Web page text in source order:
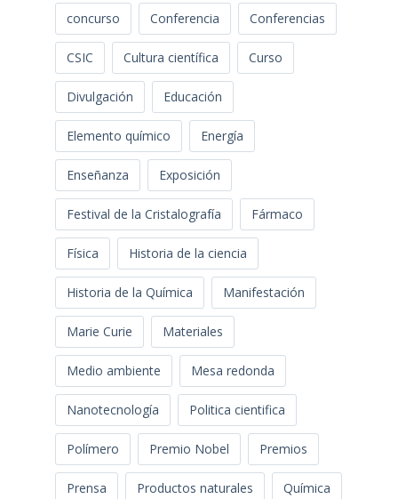
concurso Conferencia Conferencias
CSIC Cultura científica Curso
Divulgación Educación
Elemento químico Energía
Enseñanza Exposición
Festival de la Cristalografía Fármaco
Física Historia de la ciencia
Historia de la Química Manifestación
Marie Curie Materiales
Medio ambiente Mesa redonda
Nanotecnología Politica cientifica
Polímero Premio Nobel Premios
Prensa Productos naturales Química